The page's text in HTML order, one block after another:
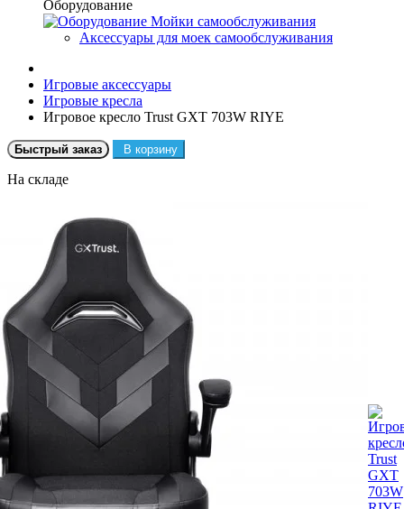
Оборудование
Мойки самообслуживания
Аксессуары для моек самообслуживания
Игровые аксессуары
Игровые кресла
Игровое кресло Trust GXT 703W RIYE
Быстрый заказ В корзину
На складе